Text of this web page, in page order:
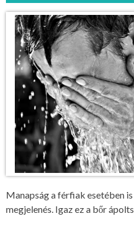
Manapság a férfiak esetében
megjelenés. Igaz ez a bőr